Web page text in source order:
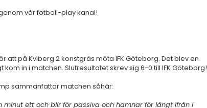
vår fotboll-play kanal!
att på Kviberg 2 konstgräs möta IFK Göteborg. Det blev en
kom in i matchen. Slutresultatet skrev sig 6-0 till IFK Göteborg!
sammanfattar matchen såhär:
minut ett och blir för passiva och hamnar för långt ifrån i